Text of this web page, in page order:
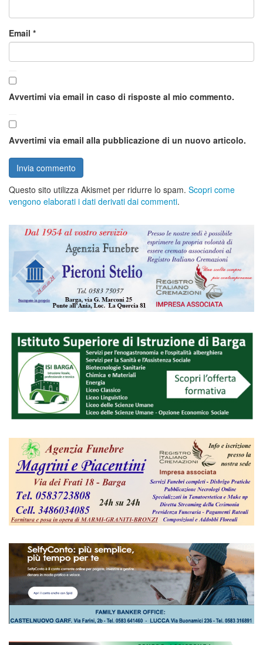
Email *
Avvertimi via email in caso di risposte al mio commento.
Avvertimi via email alla pubblicazione di un nuovo articolo.
Questo sito utilizza Akismet per ridurre lo spam. Scopri come
vengono elaborati i dati derivati dai commenti.